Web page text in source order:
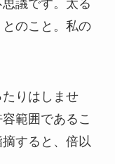
議です。太る
のこと。私の
りはしませ
範囲であるこ
すると、倍以